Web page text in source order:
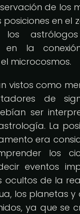
de los
posiciones en el
astrólogos
en la
microcosmos.
vistos como
de
ser
La
era
los
eventos
ocultos de la
los planetas y
ya que se